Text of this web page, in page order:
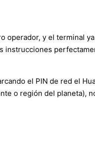
operador, y el terminal
el PIN de red el
o región del planeta),